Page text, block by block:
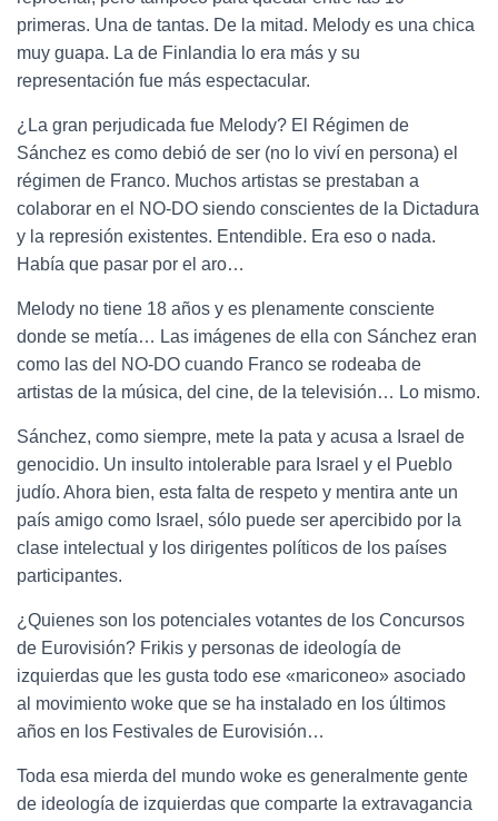
primeras. Una de tantas. De la mitad. Melody es una chica
muy guapa. La de Finlandia lo era más y su
representación fue más espectacular.
¿La gran perjudicada fue Melody? El Régimen de
Sánchez es como debió de ser (no lo viví en persona) el
régimen de Franco. Muchos artistas se prestaban a
colaborar en el NO-DO siendo conscientes de la Dictadura
y la represión existentes. Entendible. Era eso o nada.
Había que pasar por el aro…
Melody no tiene 18 años y es plenamente consciente
donde se metía… Las imágenes de ella con Sánchez eran
como las del NO-DO cuando Franco se rodeaba de
artistas de la música, del cine, de la televisión… Lo mismo.
Sánchez, como siempre, mete la pata y acusa a Israel de
genocidio. Un insulto intolerable para Israel y el Pueblo
judío. Ahora bien, esta falta de respeto y mentira ante un
país amigo como Israel, sólo puede ser apercibido por la
clase intelectual y los dirigentes políticos de los países
participantes.
¿Quienes son los potenciales votantes de los Concursos
de Eurovisión? Frikis y personas de ideología de
izquierdas que les gusta todo ese «mariconeo» asociado
al movimiento woke que se ha instalado en los últimos
años en los Festivales de Eurovisión…
Toda esa mierda del mundo woke es generalmente gente
de ideología de izquierdas que comparte la extravagancia